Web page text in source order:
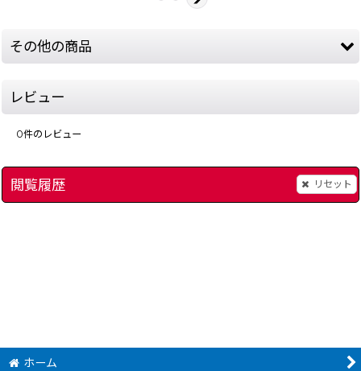
その他の商品
レビュー
0件のレビュー
閲覧履歴 リセット
ホーム